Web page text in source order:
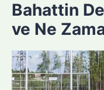
Bahattin
ve Ne